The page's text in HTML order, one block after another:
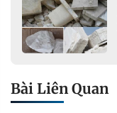
Bài Liên Quan